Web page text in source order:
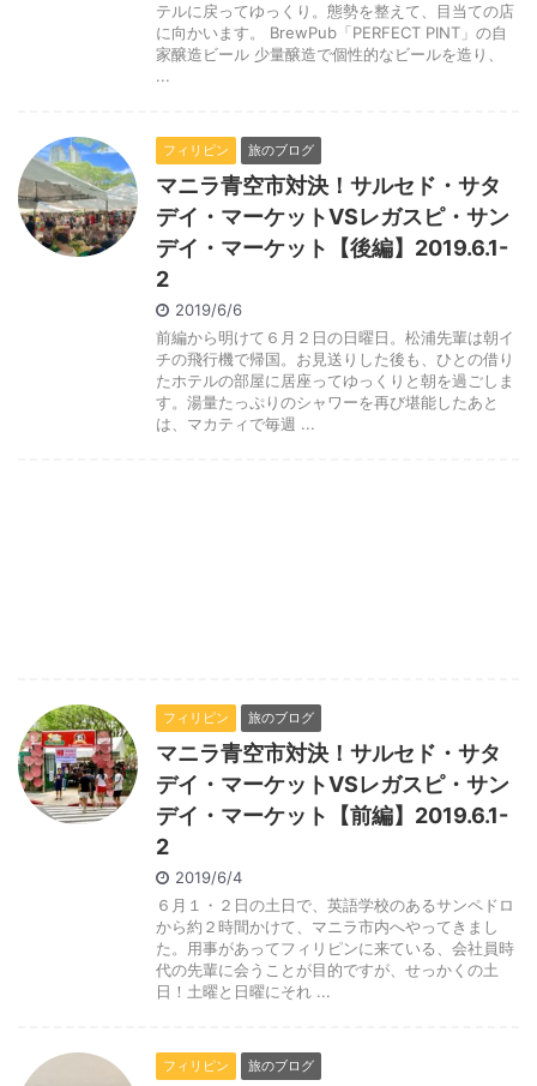
テルに戻ってゆっくり。態勢を整えて、目当ての店
に向かいます。 BrewPub「PERFECT PINT」の自
家醸造ビール 少量醸造で個性的なビールを造り、
...
フィリピン 旅のブログ
マニラ青空市対決！サルセド・サタ
デイ・マーケットVSレガスピ・サン
デイ・マーケット【後編】2019.6.1-
2
2019/6/6
前編から明けて６月２日の日曜日。松浦先輩は朝イ
チの飛行機で帰国。お見送りした後も、ひとの借り
たホテルの部屋に居座ってゆっくりと朝を過ごしま
す。湯量たっぷりのシャワーを再び堪能したあと
は、マカティで毎週 ...
フィリピン 旅のブログ
マニラ青空市対決！サルセド・サタ
デイ・マーケットVSレガスピ・サン
デイ・マーケット【前編】2019.6.1-
2
2019/6/4
６月１・２日の土日で、英語学校のあるサンペドロ
から約２時間かけて、マニラ市内へやってきまし
た。用事があってフィリピンに来ている、会社員時
代の先輩に会うことが目的ですが、せっかくの土
日！土曜と日曜にそれ ...
フィリピン 旅のブログ